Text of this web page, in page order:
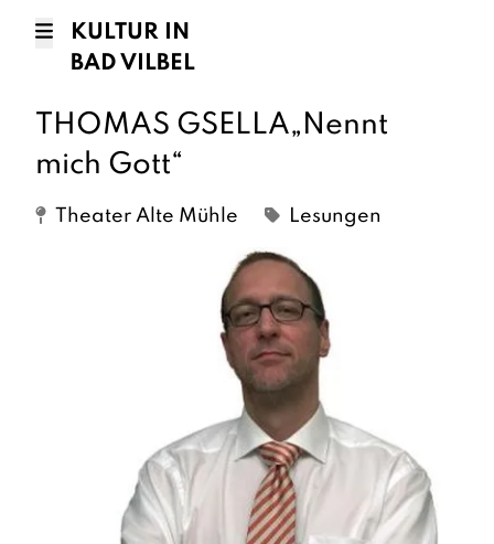
KULTUR IN
BAD VILBEL
THOMAS GSELLA„Nennt
mich Gott“
Theater Alte Mühle Lesungen